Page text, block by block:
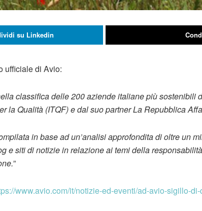
su Linkedin
ufficiale di Avio:
classifica delle 200 aziende italiane più sostenibili
la Qualità (ITQF) e dal suo partner La Repubblica
in base ad un’analisi approfondita di oltre un
e siti di notizie in relazione ai temi della
”
www.avio.com/it/notizie-ed-eventi/ad-avio-sigillo-